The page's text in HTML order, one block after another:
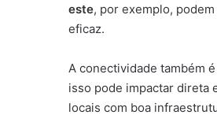
este, por exemplo,
eficaz.
A conectividade também
isso pode impactar direta
locais com boa